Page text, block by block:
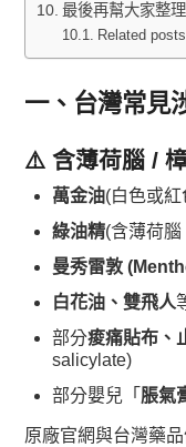
最後再幫大家整
Related
一、台灣常見
⚠️ 含薄荷腦 /
萬金油(白色或紅
綠油精(含薄荷
曼秀雷敦
白花油、雙飛人
部分痠痛貼布、
salicylate)
部分嬰兒「 脹氣
原廠官網與台灣藥